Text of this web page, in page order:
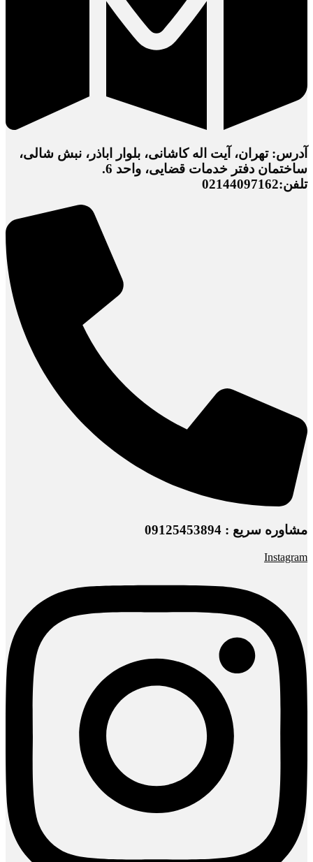
آدرس: تهران، آیت اله کاشانی، بلوار اباذر، نبش شالی،
ساختمان دفتر خدمات قضایی، واحد 6.
تلفن:02144097162
مشاوره سریع : 09125453894
Instagram